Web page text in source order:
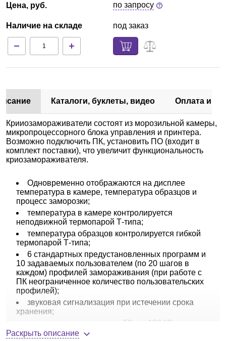
Цена, руб.
Наличие на складе
по запросу
под заказ
Каталоги, буклеты, видео Оплата и
Крииозамораживатели состоят из морозильной камеры,
микропроцессорного блока управления и принтера.
Возможно подключить ПК, установить ПО (входит в
комплект поставки), что увеличит функциональность
криозамораживателя.
Одновременно отображаются на дисплее
температура в камере, температура образцов и
процесс заморозки;
температура в камере контролируется
неподвижной термопарой Т-типа;
температура образцов контролируется гибкой
термопарой Т-типа;
6 стандартных предустановленных программ и
10 задаваемых пользователем (по 20 шагов в
каждом) профилей замораживания (при работе с
ПК неограниченное количество пользовательских
профилей);
звуковая сигнализация при истечении срока
хранения;
диапазон температур от -50 до -180 °С;
двойной электромагнитный клапан повышает
Раскрыть описание